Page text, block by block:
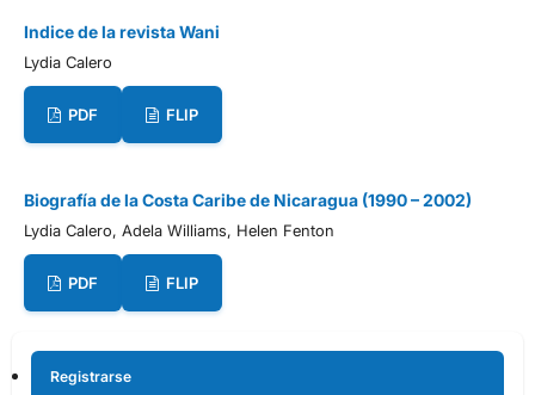
Indice de la revista Wani
Lydia Calero
PDF FLIP
Biografía de la Costa Caribe de Nicaragua (1990 – 2002)
Lydia Calero, Adela Williams, Helen Fenton
PDF FLIP
Registrarse